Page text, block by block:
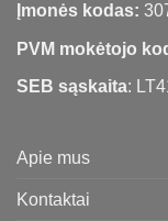
Įmonės kodas:
PVM mokėtojo
SEB sąskaita:
Apie mus
Kontaktai